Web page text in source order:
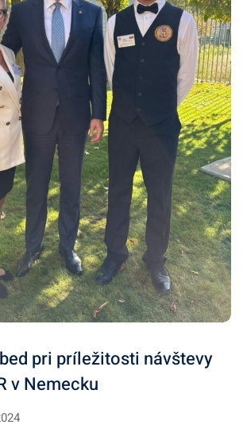
pri príležitosti návštevy
v Nemecku